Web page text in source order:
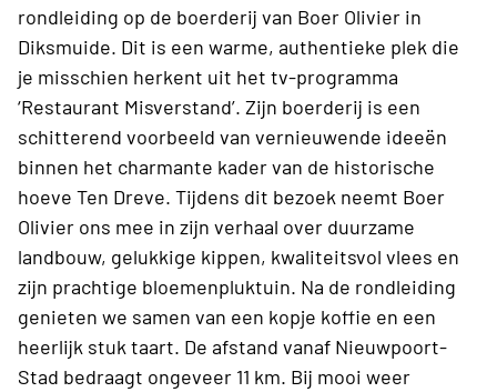
rondleiding op de boerderij van Boer Olivier in
Diksmuide. Dit is een warme, authentieke plek die
je misschien herkent uit het tv-programma
‘Restaurant Misverstand’. Zijn boerderij is een
schitterend voorbeeld van vernieuwende ideeën
binnen het charmante kader van de historische
hoeve Ten Dreve. Tijdens dit bezoek neemt Boer
Olivier ons mee in zijn verhaal over duurzame
landbouw, gelukkige kippen, kwaliteitsvol vlees en
zijn prachtige bloemenpluktuin. Na de rondleiding
genieten we samen van een kopje koffie en een
heerlijk stuk taart. De afstand vanaf Nieuwpoort-
Stad bedraagt ongeveer 11 km. Bij mooi weer